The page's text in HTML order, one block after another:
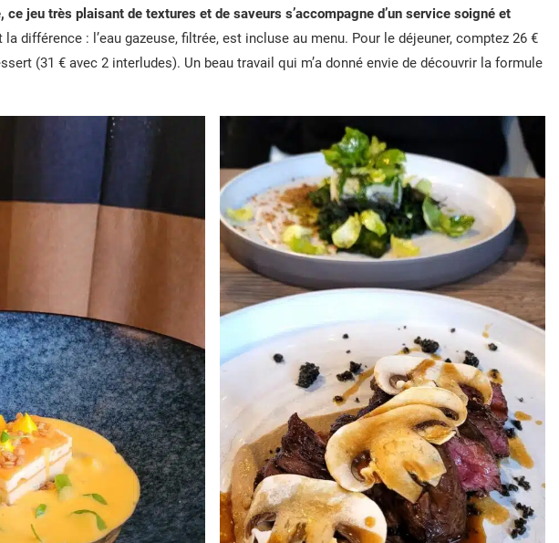
ce jeu très plaisant de textures et de saveurs s’accompagne d’un service soigné et
différence : l’eau gazeuse, filtrée, est incluse au menu. Pour le déjeuner, comptez 26 €
(31 € avec 2 interludes). Un beau travail qui m’a donné envie de découvrir la formule